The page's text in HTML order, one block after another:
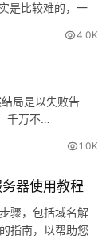
是比较难的，一
4.0K
局是以失败告
千万不…
1.0K
器使用教程
骤，包括域名解
指南，以帮助您